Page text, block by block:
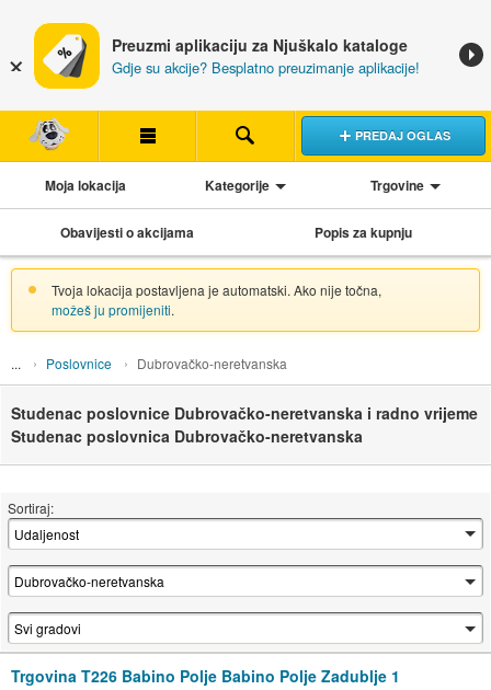
Preuzmi aplikaciju za Njuškalo kataloge
Gdje su akcije? Besplatno preuzimanje aplikacije!
PREDAJ OGLAS
Moja lokacija Kategorije Trgovine
Obavijesti o akcijama Popis za kupnju
Tvoja lokacija postavljena je automatski. Ako nije točna,
možeš ju promijeniti.
Poslovnice Dubrovačko-neretvanska
Studenac poslovnice Dubrovačko-neretvanska i radno vrijeme
Studenac poslovnica Dubrovačko-neretvanska
Sortiraj:
Trgovina T226 Babino Polje Babino Polje Zadublje 1